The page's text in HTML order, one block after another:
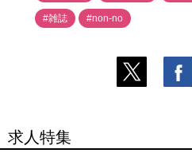
#雑誌 #non-no
求人特集